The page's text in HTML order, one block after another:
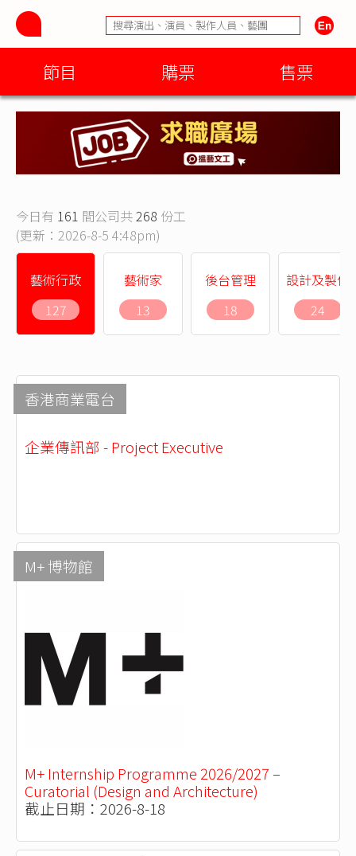
節目 購票 售票
今日有 161 間公司共268 份工
(更新：2026-8-5 4:48pm)
藝術行政
127
藝術家
13
後台管理
18
設計及製作
24
香港商業電台
企業傳訊部 - Project Executive
M+ 博物館
M+ Internship Programme 2026/2027 –
Curatorial (Design and Architecture)
截止日期：2026-8-18